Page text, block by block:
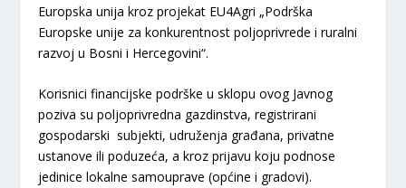
Europska unija kroz projekat EU4Agri „Podrška
Europske unije za konkurentnost poljoprivrede i ruralni
razvoj u Bosni i Hercegovini“.
Korisnici financijske podrške u sklopu ovog Javnog
poziva su poljoprivredna gazdinstva, registrirani
gospodarski subjekti, udruženja građana, privatne
ustanove ili poduzeća, a kroz prijavu koju podnose
jedinice lokalne samouprave (općine i gradovi).